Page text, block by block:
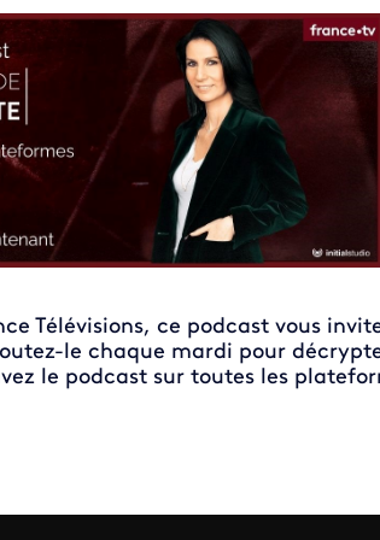
Télévisions, ce podcast vous
le chaque mardi pour
le podcast sur toutes les